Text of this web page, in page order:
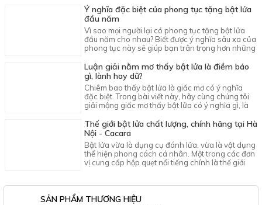
Ý nghĩa đặc biệt của phong tục tặng bật lửa
đầu năm
Vì sao mọi người lại có phong tục tặng bật lửa
đầu năm cho nhau? Biết được ý nghĩa sâu xa của
phong tục này sẽ giúp bạn trân trọng hơn những
Luận giải nằm mơ thấy bật lửa là điềm báo
gì, lành hay dữ?
Chiêm bao thấy bật lửa là giấc mơ có ý nghĩa
đặc biệt. Trong bài viết này, hãy cùng chúng tôi
giải mộng giấc mơ thấy bật lửa có ý nghĩa gì, là
Thế giới bật lửa chất lượng, chính hãng tại Hà
Nội - Cacara
Bật lửa vừa là dụng cụ đánh lửa, vừa là vật dụng
thể hiện phong cách cá nhân. Một trong các đơn
vị cung cấp hộp quẹt nổi tiếng chính là thế giới
SẢN PHẨM THƯƠNG HIỆU